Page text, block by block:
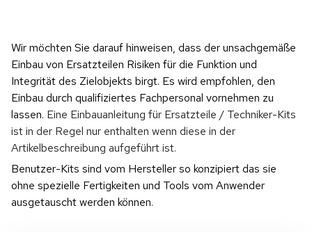
Wir möchten Sie darauf hinweisen, dass der unsachgemäße
Einbau von Ersatzteilen Risiken für die Funktion und
Integrität des Zielobjekts birgt. Es wird empfohlen, den
Einbau durch qualifiziertes Fachpersonal vornehmen zu
lassen. Eine Einbauanleitung für Ersatzteile / Techniker-Kits
ist in der Regel nur enthalten wenn diese in der
Artikelbeschreibung aufgeführt ist.
Benutzer-Kits sind vom Hersteller so konzipiert das sie
ohne spezielle Fertigkeiten und Tools vom Anwender
ausgetauscht werden können.